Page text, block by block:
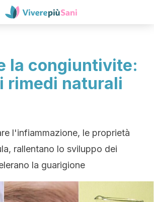
la congiuntivite:
rimedi naturali
l'infiammazione, le proprietà
rallentano lo sviluppo dei
la guarigione